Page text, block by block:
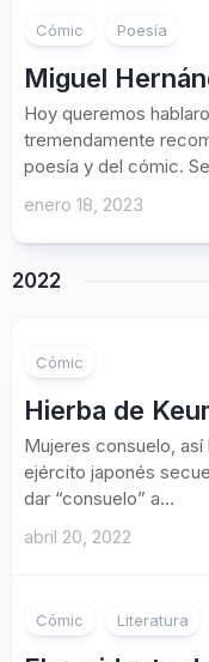
Cómic Poesía
Miguel
Hoy queremos
tremendamente
poesía y del cómic.
enero 18, 2023
2022
Cómic
Hierba de
Mujeres consuelo, así
ejército japonés
dar “consuelo” a...
abril 20, 2022
Cómic Literatura